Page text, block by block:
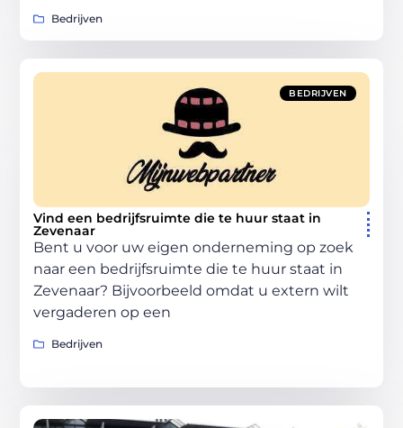
Bedrijven
BEDRIJVEN
Vind een bedrijfsruimte die te huur staat in
Zevenaar
Bent u voor uw eigen onderneming op zoek
naar een bedrijfsruimte die te huur staat in
Zevenaar? Bijvoorbeeld omdat u extern wilt
vergaderen op een
Bedrijven